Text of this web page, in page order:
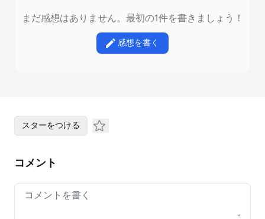
まだ感想はありません。最初の1件を書きましょう！
感想を書く
スターをつける
コメント
Your comment